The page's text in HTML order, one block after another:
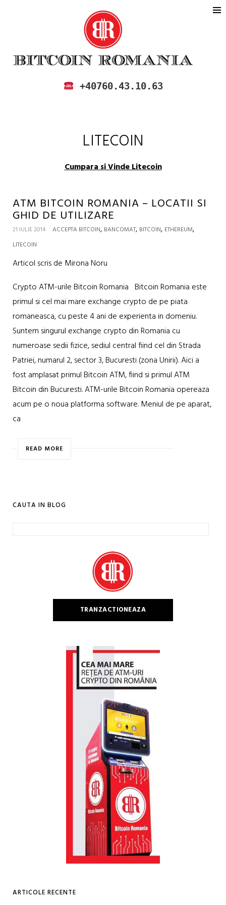
BITCOIN ROMANIA
CUMPARA SI VINDE BITCOIN IN
+40760.43.10.63
LITECOIN
Cumpara si Vinde Litecoin
ATM BITCOIN ROMANIA – LOCATII SI
GHID DE UTILIZARE
21 IULIE 2014 ACCEPTA BITCOIN, BANCOMAT, BITCOIN, ETHEREUM,
LITECOIN
Articol scris de Mirona Noru
Crypto ATM-urile Bitcoin Romania Bitcoin Romania este
primul si cel mai mare exchange crypto de pe piata
romaneasca, cu peste 4 ani de experienta in domeniu.
Suntem singurul exchange crypto din Romania cu
numeroase sedii fizice, sediul central fiind cel din Strada
Patriei, numarul 2, sector 3, Bucuresti (zona Unirii). Aici a
fost amplasat primul Bitcoin ATM, fiind si primul ATM
Bitcoin din Bucuresti. ATM-urile Bitcoin Romania opereaza
acum pe o noua platforma software. Meniul de pe aparat,
ca
READ MORE
CAUTA IN BLOG
TRANZACTIONEAZA
ARTICOLE RECENTE